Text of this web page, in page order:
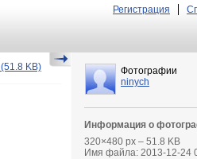
Регистрация
(51.8 KB)
Фотографии
ninych
Информация о
320×480 px – 51.8 KB
Имя файла: 2013-12-24